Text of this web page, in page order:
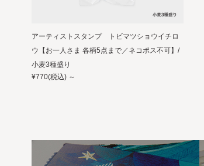
アーティストスタンプ トビマツショウイチロ
ウ【お一人さま 各柄5点まで／ネコポス不可】/
小麦3種盛り
¥770(税込) ～